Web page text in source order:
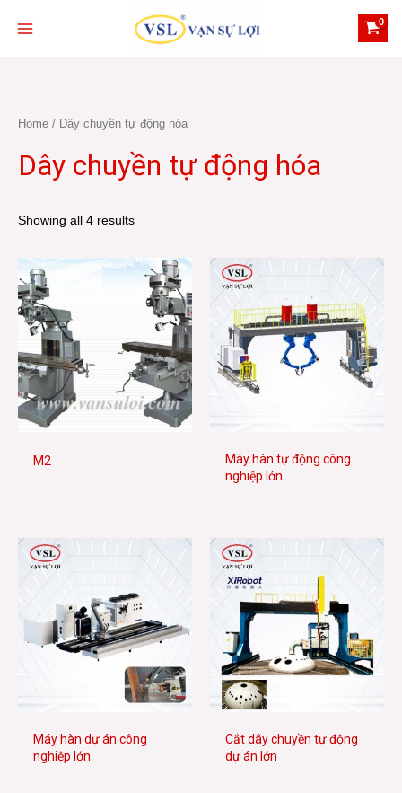
Home / Dây chuyền tự động hóa
Dây chuyền tự động hóa
Showing all 4 results
M2
Máy hàn tự động công
nghiệp lớn
Máy hàn dự án công
nghiệp lớn
Cắt dây chuyền tự động
dự án lớn